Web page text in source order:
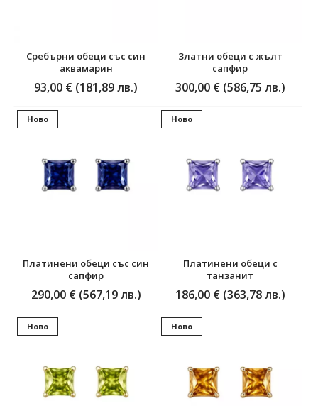
Сребърни обеци със син
аквамарин
93,00 € (181,89 лв.)
Златни обеци с жълт
сапфир
300,00 € (586,75 лв.)
Ново
Платинени обеци със син
сапфир
290,00 € (567,19 лв.)
Ново
Платинени обеци с
танзанит
186,00 € (363,78 лв.)
Ново Ново